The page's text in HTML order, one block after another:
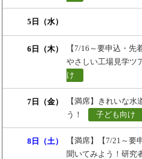
5日（水）
6日（木）
【7/16～要申込・先
やさしい工場見学ツ
け
7日（金）
【満席】きれいな
う！
子ども向け
8日（土）
【満席】【7/21～
聞いてみよう！研究